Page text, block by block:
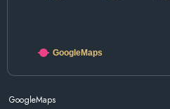
GoogleMaps
GoogleMaps